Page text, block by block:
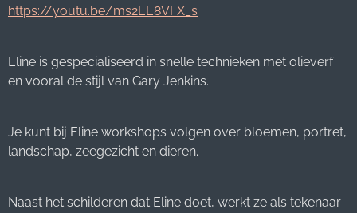
https://youtu.be/ms2EE8VFX_s
Eline is gespecialiseerd in snelle technieken met olieverf
en vooral de stijl van Gary Jenkins.
Je kunt bij Eline workshops volgen over bloemen, portret,
landschap, zeegezicht en dieren.
Naast het schilderen dat Eline doet, werkt ze als tekenaar